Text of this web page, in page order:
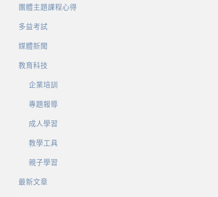
團體主題課程心得
多益考試
媒體新聞
教育科技
企業培訓
專題報導
成人學習
教學工具
親子學習
最新文章